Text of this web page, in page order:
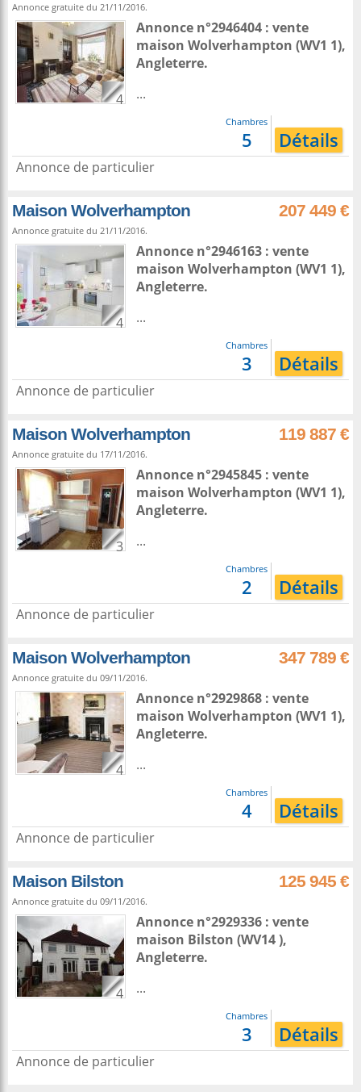
Annonce gratuite du 21/11/2016.
4
Annonce n°2946404 : vente
maison Wolverhampton (WV1 1),
Angleterre.
...
Chambres
5 Détails
Annonce de particulier
Maison Wolverhampton 207 449 €
Annonce gratuite du 21/11/2016.
4
Annonce n°2946163 : vente
maison Wolverhampton (WV1 1),
Angleterre.
...
Chambres
3 Détails
Annonce de particulier
Maison Wolverhampton 119 887 €
Annonce gratuite du 17/11/2016.
3
Annonce n°2945845 : vente
maison Wolverhampton (WV1 1),
Angleterre.
...
Chambres
2 Détails
Annonce de particulier
Maison Wolverhampton 347 789 €
Annonce gratuite du 09/11/2016.
4
Annonce n°2929868 : vente
maison Wolverhampton (WV1 1),
Angleterre.
...
Chambres
4 Détails
Annonce de particulier
Maison Bilston 125 945 €
Annonce gratuite du 09/11/2016.
4
Annonce n°2929336 : vente
maison Bilston (WV14 ),
Angleterre.
...
Chambres
3 Détails
Annonce de particulier